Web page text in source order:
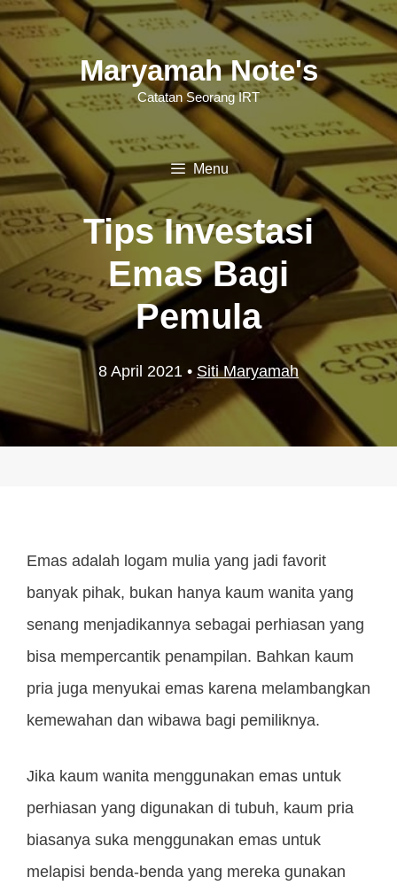
Langsung
ke
isi
Maryamah Note's
Catatan Seorang IRT
Menu
Tips Investasi
Emas Bagi
Pemula
8 April 2021 • Siti Maryamah
Emas adalah logam mulia yang jadi favorit
banyak pihak, bukan hanya kaum wanita yang
senang menjadikannya sebagai perhiasan yang
bisa mempercantik penampilan. Bahkan kaum
pria juga menyukai emas karena melambangkan
kemewahan dan wibawa bagi pemiliknya.
Jika kaum wanita menggunakan emas untuk
perhiasan yang digunakan di tubuh, kaum pria
biasanya suka menggunakan emas untuk
melapisi benda-benda yang mereka gunakan